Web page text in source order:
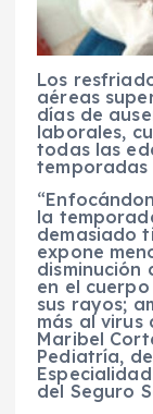
Los
aéreas
días de
laborales,
todas las
la
demasiado
expone
disminución
en el
sus rayos;
más al virus
Maribel
Pediatría,
del Seguro